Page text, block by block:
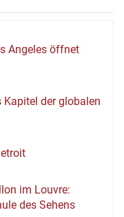
Angeles öffnet
Kapitel der globalen
im Louvre:
des Sehens